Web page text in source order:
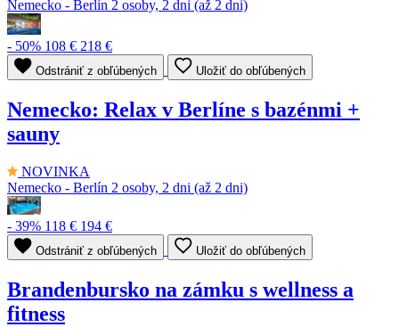
Nemecko - Berlín 2 osoby, 2 dni (až 2 dni)
- 50% 108 € 218 €
Odstrániť z obľúbených Uložiť do obľúbených
Nemecko: Relax v Berlíne s bazénmi +
sauny
NOVINKA
Nemecko - Berlín 2 osoby, 2 dni (až 2 dni)
- 39% 118 € 194 €
Odstrániť z obľúbených Uložiť do obľúbených
Brandenbursko na zámku s wellness a
fitness